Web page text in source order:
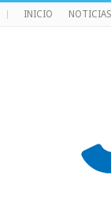
INICIO NOTICIAS